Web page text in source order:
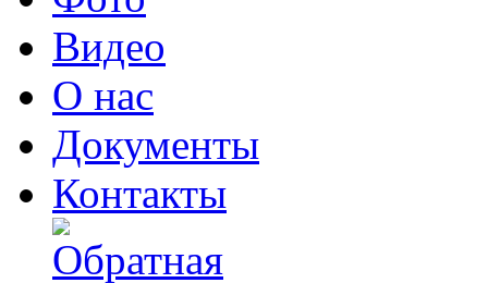
Видео
О нас
Документы
Контакты